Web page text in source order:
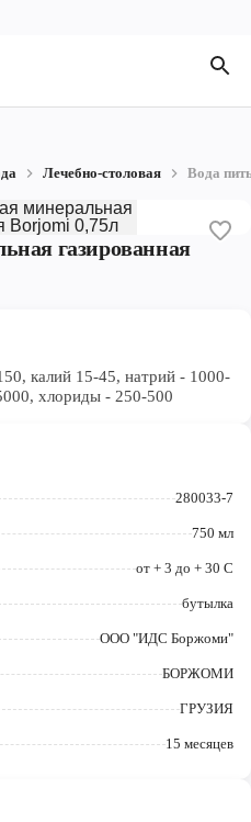
Лечебно-столовая Вода
газированная
калий 15-45, натрий - 1000-
хлориды - 250-500
280033-7
750 мл
от + 3 до + 30 C
бутылка
ООО "ИДС Боржоми"
БОРЖОМИ
ГРУЗИЯ
15 месяцев